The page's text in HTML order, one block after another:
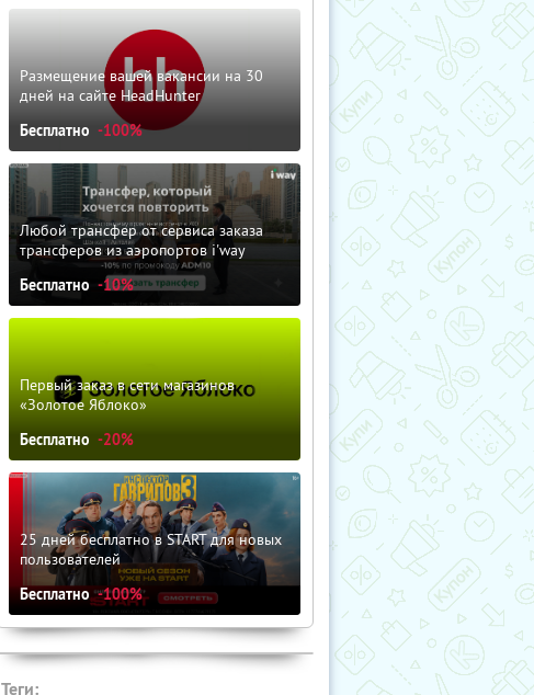
Размещение вашей вакансии на 30
дней на сайте HeadHunter
Бесплатно -100%
Любой трансфер от сервиса заказа
трансферов из аэропортов i'way
Бесплатно -10%
Первый заказ в сети магазинов
«Золотое Яблоко»
Бесплатно -20%
25 дней бесплатно в START для новых
пользователей
Бесплатно -100%
Теги: